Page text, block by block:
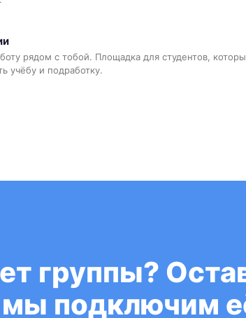
рядом с тобой. Площадка для студентов,
учёбу и подработку.
группы?
подключим